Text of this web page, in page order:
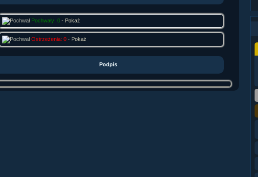
Pochwały: 0- Pokaż
Ostrzeżenia: 0- Pokaż
Podpis